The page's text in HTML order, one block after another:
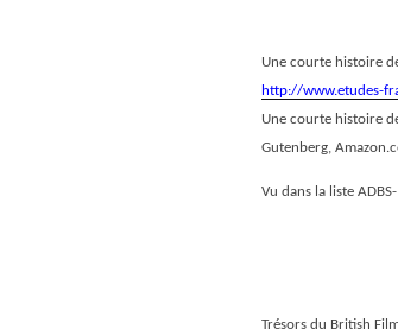
Une courte histoire
http://www.etudes-
Une courte histoire
Gutenberg,
Vu dans la liste
Trésors du British